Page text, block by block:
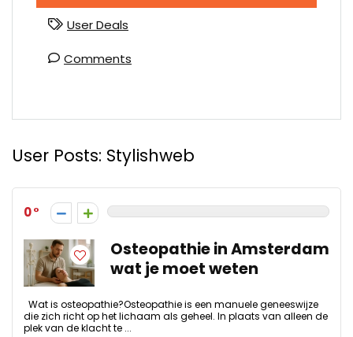
User Deals
Comments
User Posts: Stylishweb
0
Osteopathie in Amsterdam
wat je moet weten
Wat is osteopathie?Osteopathie is een manuele geneeswijze
die zich richt op het lichaam als geheel. In plaats van alleen de
plek van de klacht te ...